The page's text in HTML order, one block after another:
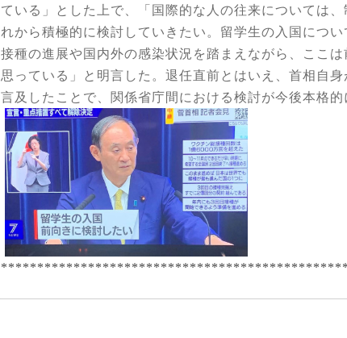
ている」とした上で、「国際的な人の往来については
れから積極的に検討していきたい。留学生の入国につ
接種の進展や国内外の感染状況を踏まえながら、ここ
思っている」と明言した。退任直前とはいえ、首相自
言及したことで、関係省庁間における検討が今後本格的